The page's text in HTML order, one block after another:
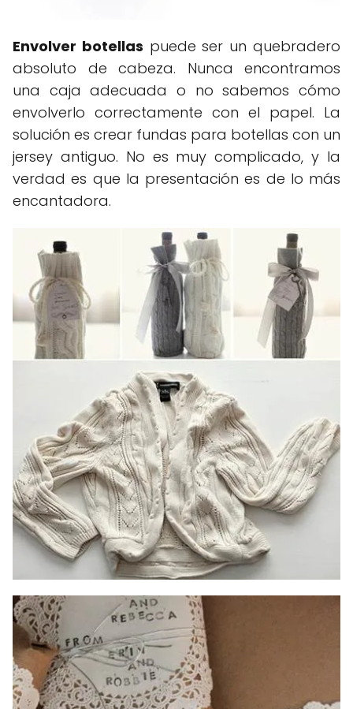
Envolver botellas puede ser un quebradero
absoluto de cabeza. Nunca encontramos
una caja adecuada o no sabemos cómo
envolverlo correctamente con el papel. La
solución es crear fundas para botellas con un
jersey antiguo. No es muy complicado, y la
verdad es que la presentación es de lo más
encantadora.